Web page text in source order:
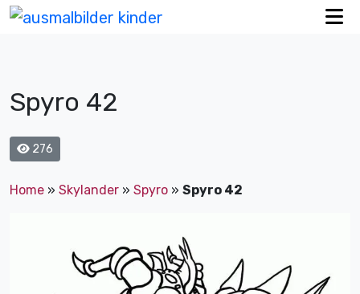
Spyro 42
276
Home » Skylander » Spyro » Spyro 42